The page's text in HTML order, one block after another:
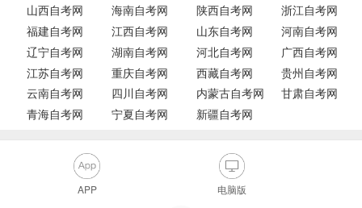
山西自考网
海南自考网 陕西自考网
浙江自考网
福建自考网
江西自考网 山东自考网
河南自考网
辽宁自考网
湖南自考网 河北自考网
广西自考网
江苏自考网
重庆自考网 西藏自考网
贵州自考网
云南自考网
四川自考网 内蒙古自考网
甘肃自考网
青海自考网
宁夏自考网 新疆自考网
APP 电脑版